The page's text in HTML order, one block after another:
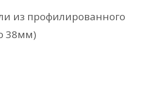
из профилированного
38мм)